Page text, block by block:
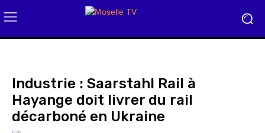
Industrie : Saarstahl Rail à
Hayange doit livrer du rail
décarboné en Ukraine